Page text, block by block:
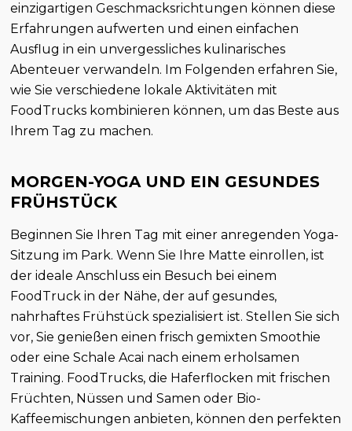
einzigartigen Geschmacksrichtungen können diese
Erfahrungen aufwerten und einen einfachen
Ausflug in ein unvergessliches kulinarisches
Abenteuer verwandeln. Im Folgenden erfahren Sie,
wie Sie verschiedene lokale Aktivitäten mit
FoodTrucks kombinieren können, um das Beste aus
Ihrem Tag zu machen.
MORGEN-YOGA UND EIN GESUNDES
FRÜHSTÜCK
Beginnen Sie Ihren Tag mit einer anregenden Yoga-
Sitzung im Park. Wenn Sie Ihre Matte einrollen, ist
der ideale Anschluss ein Besuch bei einem
FoodTruck in der Nähe, der auf gesundes,
nahrhaftes Frühstück spezialisiert ist. Stellen Sie sich
vor, Sie genießen einen frisch gemixten Smoothie
oder eine Schale Acai nach einem erholsamen
Training. FoodTrucks, die Haferflocken mit frischen
Früchten, Nüssen und Samen oder Bio-
Kaffeemischungen anbieten, können den perfekten